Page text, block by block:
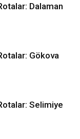
Dalaman
Gökova
Selimiye